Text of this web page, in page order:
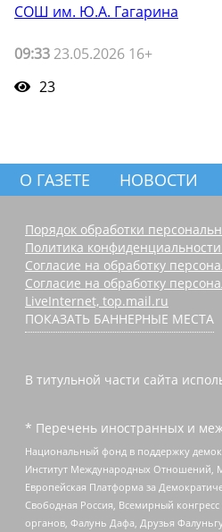
СОШ им. Ю.А. Гагарина
09:33 23.05.2026 16+
23
О ГАЗЕТЕ НОВОСТИ
Порядок обработки
Политика
Согласие на обработку
Согласие на обработку
LiveInternet, top.mail.ru
ПОКАЗАТЬ БАННЕРНЫЕ МЕСТА
В титульной части сайта
* Перечень иностранных и
Национальный фонд в поддержку
Институт Международных Отношений,
Европейская Платформа за
Свободная Россия, Всемирный
органов, Фалунь Дафа, Друзья